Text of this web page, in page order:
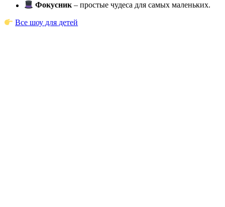
Фокусник– простые чудеса для самых маленьких.
Все шоу для детей